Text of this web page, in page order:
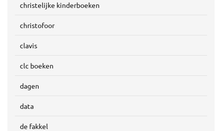
christelijke kinderboeken
christofoor
clavis
clc boeken
dagen
data
de fakkel